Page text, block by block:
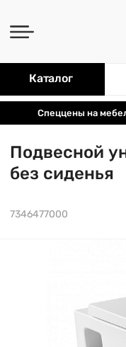
Каталог
Спеццены на
Подвесной
без сиденья
7346477000